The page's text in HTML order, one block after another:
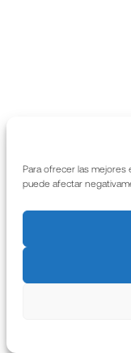
Para ofrecer las
puede afectar